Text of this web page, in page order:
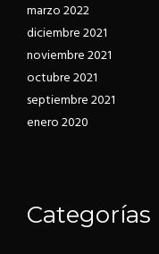
marzo 2022
diciembre 2021
noviembre 2021
octubre 2021
septiembre 2021
enero 2020
Categorías